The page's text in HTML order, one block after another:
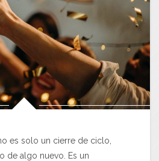
es solo un cierre de ciclo,
de algo nuevo. Es un